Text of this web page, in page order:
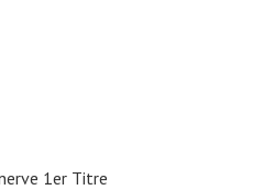
1er Titre